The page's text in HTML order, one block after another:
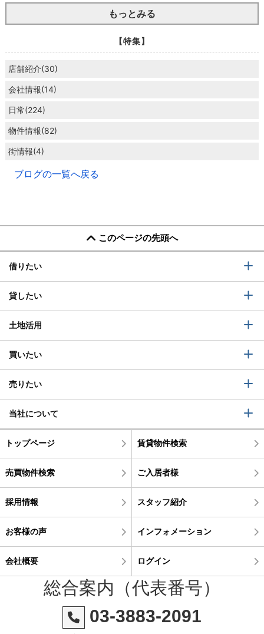
もっとみる
【特集】
店舗紹介(30)
会社情報(14)
日常(224)
物件情報(82)
街情報(4)
ブログの一覧へ戻る
このページの先頭へ
借りたい
貸したい
土地活用
買いたい
売りたい
当社について
トップページ 賃貸物件検索
売買物件検索 ご入居者様
採用情報 スタッフ紹介
お客様の声 インフォメーション
会社概要 ログイン
総合案内（代表番号）
03-3883-2091